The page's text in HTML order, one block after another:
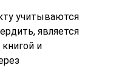
учитываются
является
и